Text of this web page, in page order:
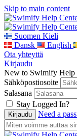
Skip to main content
Suomen Kieli
Dansk
English
Ota yhteyttä
Kirjaudu
New to Swimify Help
Sähköpostiosoite
Salasana
Stay Logged In?
Need a